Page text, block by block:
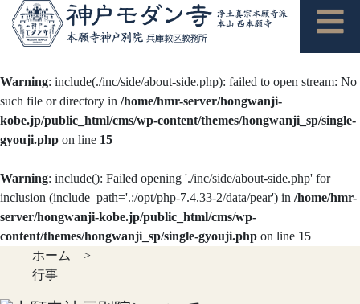
Warning: include(./inc/side/about-side.php): failed to open stream: No
such file or directory in /home/hmr-server/hongwanji-
kobe.jp/public_html/cms/wp-content/themes/hongwanji_sp/single-
gyouji.php on line 15
Warning: include(): Failed opening './inc/side/about-side.php' for
inclusion (include_path='.:/opt/php-7.4.33-2/data/pear') in /home/hmr-
server/hongwanji-kobe.jp/public_html/cms/wp-
content/themes/hongwanji_sp/single-gyouji.php on line 15
ホーム
>
行事